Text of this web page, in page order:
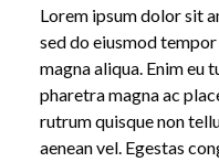
Lorem ipsum dolor sit
sed do eiusmod
magna aliqua. Enim eu
pharetra magna ac
rutrum quisque non
aenean vel. Egestas